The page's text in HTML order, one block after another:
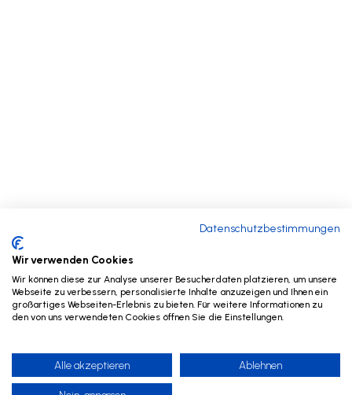
Datenschutzbestimmungen
Wir verwenden Cookies
Wir können diese zur Analyse unserer Besucherdaten platzieren, um unsere
Webseite zu verbessern, personalisierte Inhalte anzuzeigen und Ihnen ein
großartiges Webseiten-Erlebnis zu bieten. Für weitere Informationen zu
den von uns verwendeten Cookies öffnen Sie die Einstellungen.
Alle akzeptieren Ablehnen